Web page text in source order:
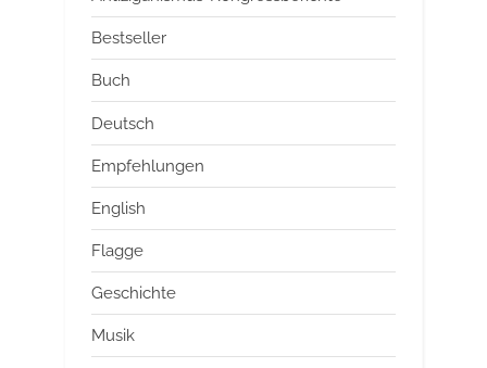
Bestseller
Buch
Deutsch
Empfehlungen
English
Flagge
Geschichte
Musik